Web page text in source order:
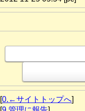
[0.←サイトトップへ]